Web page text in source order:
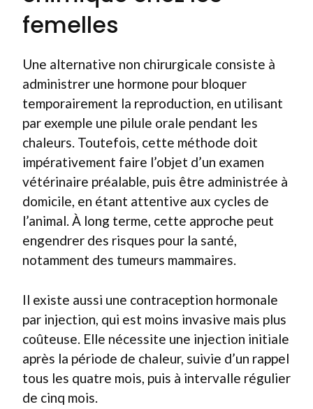
femelles
Une alternative non chirurgicale consiste à
administrer une hormone pour bloquer
temporairement la reproduction, en utilisant
par exemple une pilule orale pendant les
chaleurs. Toutefois, cette méthode doit
impérativement faire l’objet d’un examen
vétérinaire préalable, puis être administrée à
domicile, en étant attentive aux cycles de
l’animal. À long terme, cette approche peut
engendrer des risques pour la santé,
notamment des tumeurs mammaires.
Il existe aussi une contraception hormonale
par injection, qui est moins invasive mais plus
coûteuse. Elle nécessite une injection initiale
après la période de chaleur, suivie d’un rappel
tous les quatre mois, puis à intervalle régulier
de cinq mois.